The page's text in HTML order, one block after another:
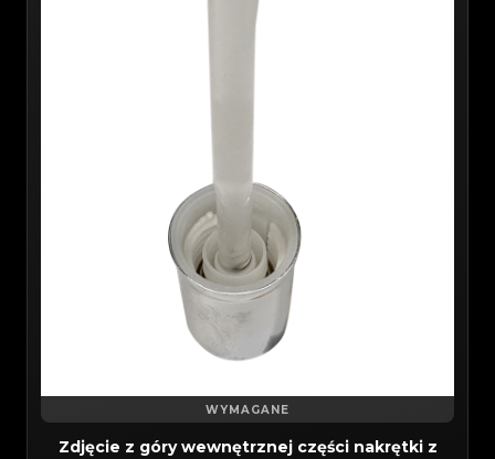
WYMAGANE
Zdjęcie z góry wewnętrznej części nakrętki z